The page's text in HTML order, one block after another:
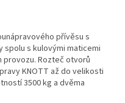
přívěsu s
s kulovými maticemi
provozu. Rozteč otvorů
KNOTT až do velikosti
3500 kg a dvěma